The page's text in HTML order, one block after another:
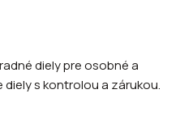
diely pre osobné a
s kontrolou a zárukou.